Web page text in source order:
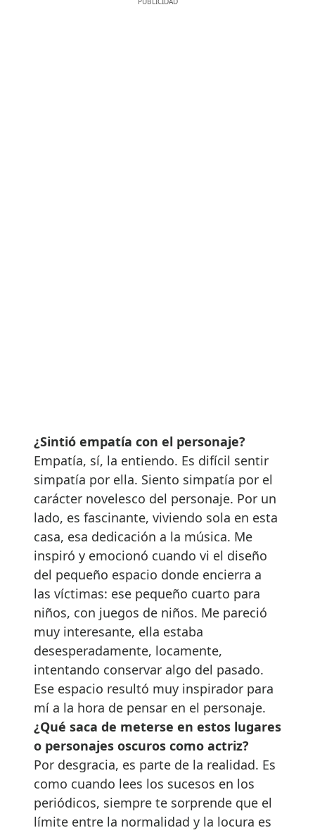
¿Sintió empatía con el personaje?
Empatía, sí, la entiendo. Es difícil sentir
simpatía por ella. Siento simpatía por el
carácter novelesco del personaje. Por un
lado, es fascinante, viviendo sola en esta
casa, esa dedicación a la música. Me
inspiró y emocionó cuando vi el diseño
del pequeño espacio donde encierra a
las víctimas: ese pequeño cuarto para
niños, con juegos de niños. Me pareció
muy interesante, ella estaba
desesperadamente, locamente,
intentando conservar algo del pasado.
Ese espacio resultó muy inspirador para
mí a la hora de pensar en el personaje.
¿Qué saca de meterse en estos lugares
o personajes oscuros como actriz?
Por desgracia, es parte de la realidad. Es
como cuando lees los sucesos en los
periódicos, siempre te sorprende que el
límite entre la normalidad y la locura es